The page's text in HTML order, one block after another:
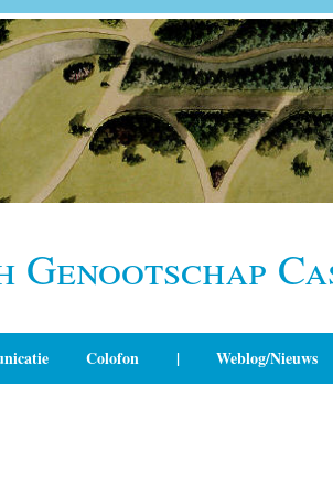
Colofon | Weblog/Nieuws